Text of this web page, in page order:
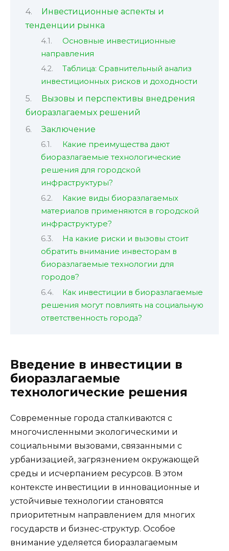
Инвестиционные аспекты и
тенденции рынка
Основные инвестиционные
направления
Таблица: Сравнительный анализ
инвестиционных рисков и доходности
Вызовы и перспективы внедрения
биоразлагаемых решений
Заключение
Какие преимущества дают
биоразлагаемые технологические
решения для городской
инфраструктуры?
Какие виды биоразлагаемых
материалов применяются в городской
инфраструктуре?
На какие риски и вызовы стоит
обратить внимание инвесторам в
биоразлагаемые технологии для
городов?
Как инвестиции в биоразлагаемые
решения могут повлиять на социальную
ответственность города?
Введение в инвестиции в
биоразлагаемые
технологические решения
Современные города сталкиваются с
многочисленными экологическими и
социальными вызовами, связанными с
урбанизацией, загрязнением окружающей
среды и исчерпанием ресурсов. В этом
контексте инвестиции в инновационные и
устойчивые технологии становятся
приоритетным направлением для многих
государств и бизнес-структур. Особое
внимание уделяется биоразлагаемым